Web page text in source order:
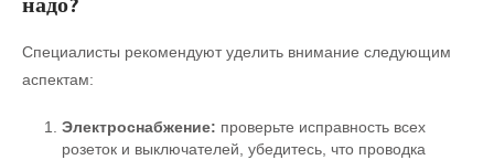
Специалисты рекомендуют уделить внимание следующим
аспектам:
Электроснабжение: проверьте исправность всех
розеток и выключателей, убедитесь, что проводка